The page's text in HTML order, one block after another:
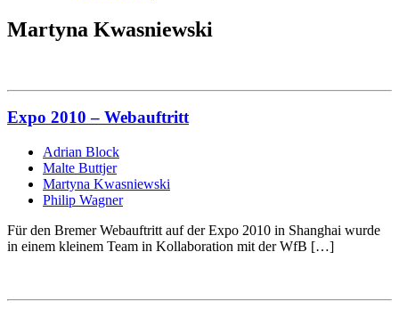
Martyna Kwasniewski
Expo 2010 – Webauftritt
Adrian Block
Malte Buttjer
Martyna Kwasniewski
Philip Wagner
Für den Bremer Webauftritt auf der Expo 2010 in Shanghai wurde
in einem kleinem Team in Kollaboration mit der WfB […]